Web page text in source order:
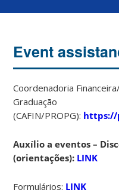
Event
Coordenadoria
Graduação
(CAFIN/PROPG): https://
Auxílio a eventos –
(orientações): LINK
Formulários: LINK